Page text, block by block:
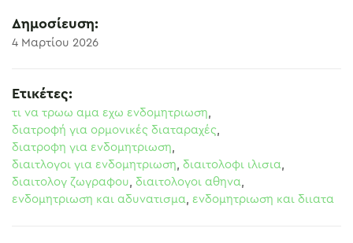
Δημοσίευση:
4 Μαρτίου 2026
Ετικέτες:
τι να τρωω αμα εχω ενδομητριωση,
διατροφή για ορμονικές διαταραχές,
διατροφη για ενδομητριωση,
διαιτλογοι για ενδομητριωση, διαιτολοφι ιλισια,
διαιτολογ ζωγραφου, διαιτολογοι αθηνα,
ενδομητριωση και αδυνατισμα, ενδομητριωση και διιατα